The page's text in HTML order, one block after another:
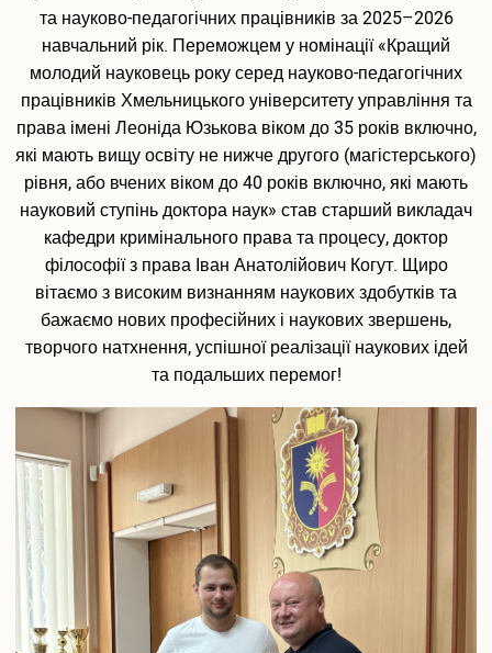
Конференція трудового колективу
Профспілка
Факультети
Кафедри
Інші підрозділи
Нормативна база
Вакантні посади
Акредитація
Внутрішня система забезпечення якості освіти
Етика, академічна доброчесність та антикорупційна
політика
Гендерна політика Університету
Газета ХУУП імені Леоніда Юзькова GAUDEAMUS
Меморіал пам'яті
Відеогалерея
Вступнику
Приймальна комісія
Відомості про провадження освітньої діяльності
Правила прийому в ХУУП імені Леоніда Юзькова
Кількість бюджетних місць регіонального замовлення
Переваги університету
Вартість навчання на контрактній основі
Освітні програми
та науково-педагогічних працівників за 2025–2026
навчальний рік. Переможцем у номінації «Кращий
молодий науковець року серед науково-педагогічних
працівників Хмельницького університету управління та
права імені Леоніда Юзькова віком до 35 років включно,
які мають вищу освіту не нижче другого (магістерського)
рівня, або вчених віком до 40 років включно, які мають
науковий ступінь доктора наук» став старший викладач
кафедри кримінального права та процесу, доктор
філософії з права Іван Анатолійович Когут. Щиро
вітаємо з високим визнанням наукових здобутків та
бажаємо нових професійних і наукових звершень,
творчого натхнення, успішної реалізації наукових ідей
та подальших перемог!